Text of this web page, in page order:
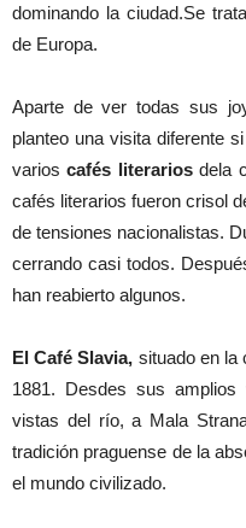
dominando la ciudad.Se
de Europa.
Aparte de ver todas sus
planteo una visita diferente
varioscafés literariosdela
cafés literarios fueron crisol
de tensiones nacionalistas.
cerrando casi todos.
han reabierto algunos.
El Café Slavia, situado en la
1881. Desdes sus amplios
vistas del río, a Mala
tradición praguense de la
el mundo civilizado.